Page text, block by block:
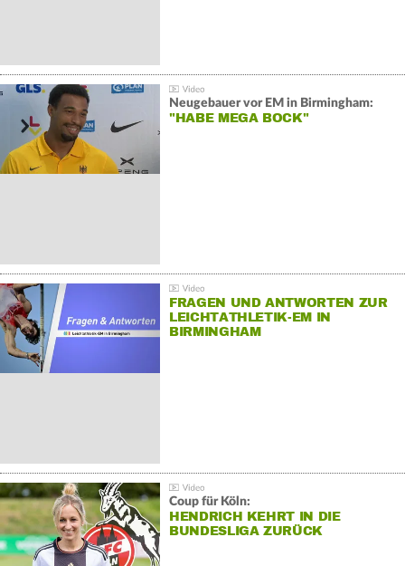
Neugebauer vor EM in Birmingham:
"HABE MEGA BOCK"
FRAGEN UND ANTWORTEN ZUR
LEICHTATHLETIK-EM IN
BIRMINGHAM
Coup für Köln:
HENDRICH KEHRT IN DIE
BUNDESLIGA ZURÜCK